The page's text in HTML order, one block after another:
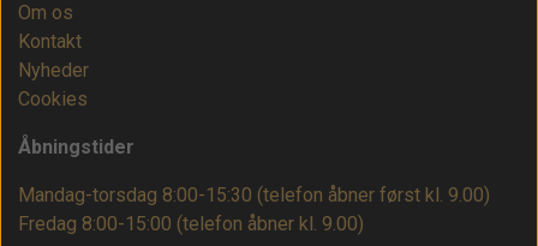
Om os
Kontakt
Nyheder
Cookies
Åbningstider
Mandag-torsdag 8:00-15:30 (telefon åbner først kl. 9.00)
Fredag 8:00-15:00 (telefon åbner kl. 9.00)